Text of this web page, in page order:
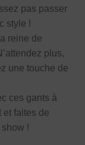
pas passer
style !
reine de
plus,
une touche de
ces gants à
et faites de
!